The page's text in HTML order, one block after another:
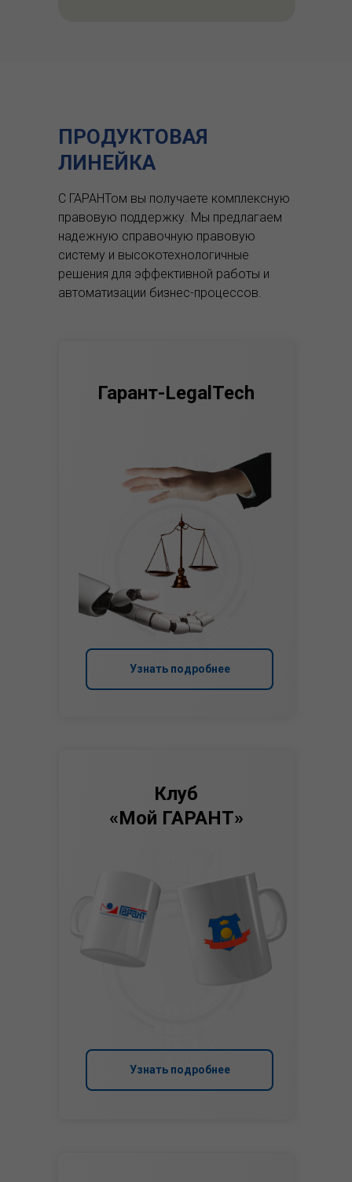
ПРОДУКТОВАЯ
ЛИНЕЙКА
С ГАРАНТом вы получаете комплексную
правовую поддержку. Мы предлагаем
надежную справочную правовую
систему и высокотехнологичные
решения для эффективной работы и
автоматизации бизнес-процессов.
Узнать подробнее
Клуб
«Мой ГАРАНТ»
Узнать подробнее
Гарант-LegalTech